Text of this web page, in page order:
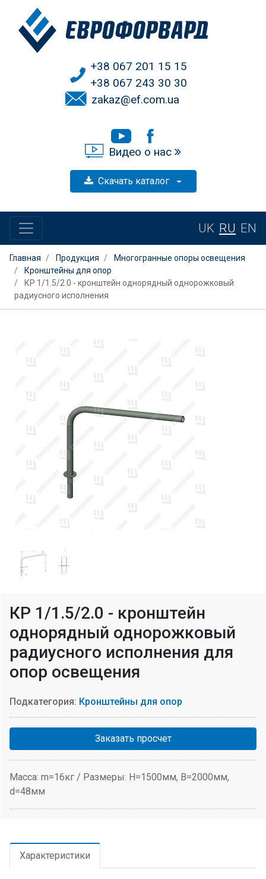
+38 067 201 15 15
+38 067 243 30 30
zakaz@ef.com.ua
Видео о нас
Скачать каталог
UK RU EN
Главная Продукция
Многогранные опоры освещения
Кронштейны для опор
КР 1/1.5/2.0 - кронштейн однорядный однорожковый
радиусного исполнения
КР 1/1.5/2.0 - кронштейн
однорядный однорожковый
радиусного исполнения для
опор освещения
Подкатегория: Кронштейны для опор
Заказать просчет
Масса: m=16кг / Размеры: H=1500мм, В=2000мм,
d=48мм
Характеристики